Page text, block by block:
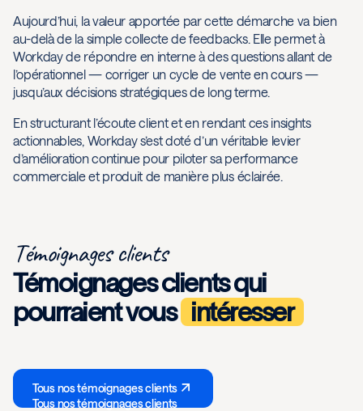
Aujourd’hui, la valeur apportée par cette démarche va bien
au-delà de la simple collecte de feedbacks. Elle permet à
Workday de répondre en interne à des questions allant de
l’opérationnel — corriger un cycle de vente en cours —
jusqu’aux décisions stratégiques de long terme.
En structurant l’écoute client et en rendant ces insights
actionnables, Workday s’est doté d’un véritable levier
d’amélioration continue pour piloter sa performance
commerciale et produit de manière plus éclairée.
Témoignages clients
Témoignages clients qui
pourraient vous intéresser
Tous nos témoignages clients
Tous nos témoignages clients